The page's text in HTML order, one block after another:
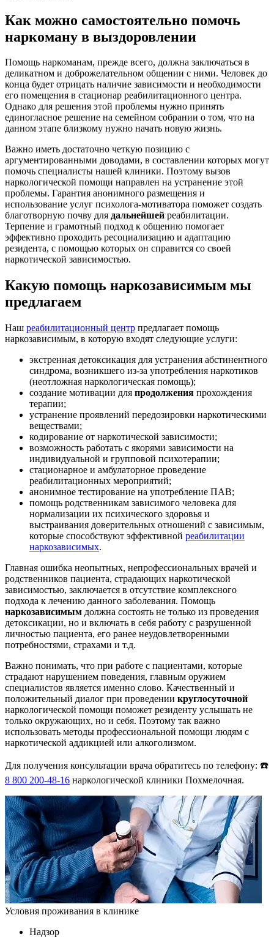
Как можно самостоятельно помочь
наркоману в выздоровлении
Помощь наркоманам, прежде всего, должна заключаться в
деликатном и доброжелательном общении с ними. Человек до
конца будет отрицать наличие зависимости и необходимости
его помещения в стационар реабилитационного центра.
Однако для решения этой проблемы нужно принять
единогласное решение на семейном собрании о том, что на
данном этапе близкому нужно начать новую жизнь.
Важно иметь достаточно четкую позицию с
аргументированными доводами, в составлении которых могут
помочь специалисты нашей клиники. Поэтому вызов
наркологической помощи направлен на устранение этой
проблемы. Гарантия анонимного размещения и
использование услуг психолога-мотиватора поможет создать
благотворную почву для дальнейшей реабилитации.
Терпение и грамотный подход к общению помогает
эффективно проходить ресоциализацию и адаптацию
резидента, с помощью которых он справится со своей
наркотической зависимостью.
Какую помощь наркозависимым мы
предлагаем
Наш реабилитационный центр предлагает помощь
наркозависимым, в которую входят следующие услуги:
экстренная детоксикация для устранения абстинентного
синдрома, возникшего из-за употребления наркотиков
(неотложная наркологическая помощь);
создание мотивации для продолжения прохождения
терапии;
устранение проявлений передозировки наркотическими
веществами;
кодирование от наркотической зависимости;
возможность работать с якорями зависимости на
индивидуальной и групповой психотерапии;
стационарное и амбулаторное проведение
реабилитационных мероприятий;
анонимное тестирование на употребление ПАВ;
помощь родственникам зависимого человека для
нормализации их психического здоровья и
выстраивания доверительных отношений с зависимым,
которые способствуют эффективной реабилитации
наркозависимых.
Главная ошибка неопытных, непрофессиональных врачей и
родственников пациента, страдающих наркотической
зависимостью, заключается в отсутствие комплексного
подхода к лечению данного заболевания. Помощь
наркозависимым должна состоять не только из проведения
детоксикации, но и включать в себя работу с разрушенной
личностью пациента, его ранее неудовлетворенными
потребностями, страхами и т.д.
Важно понимать, что при работе с пациентами, которые
страдают нарушением поведения, главным оружием
специалистов является именно слово. Качественный и
положительный диалог при проведении круглосуточной
наркологической помощи поможет резиденту услышать не
только окружающих, но и себя. Поэтому так важно
использовать методы профессиональной помощи людям с
наркотической аддикцией или алкоголизмом.
Для получения консультации врача обратитесь по телефону: ☎️
8 800 200-48-16 наркологической клиники Похмелочная.
Условия проживания в клинике
Надзор